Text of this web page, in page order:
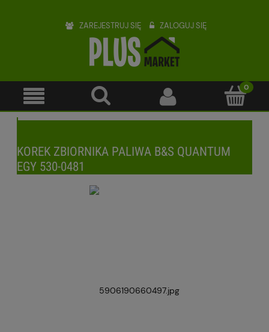
ZAREJESTRUJ SIĘ ZALOGUJ SIĘ
KOREK ZBIORNIKA PALIWA B&S QUANTUM
EGY 530-0481